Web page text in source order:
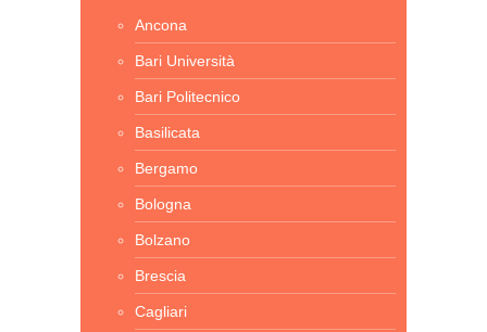
Ancona
Bari Università
Bari Politecnico
Basilicata
Bergamo
Bologna
Bolzano
Brescia
Cagliari